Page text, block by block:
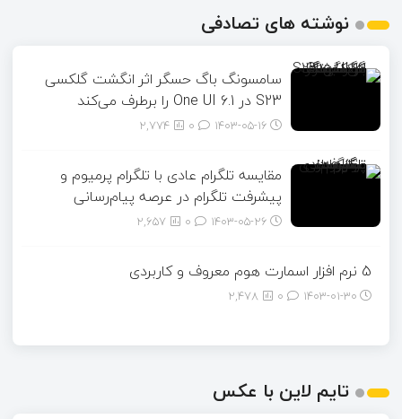
نوشته های تصادفی
سامسونگ باگ حسگر اثر انگشت گلکسی
S23 در One UI 6.1 را برطرف می‌کند
۱۴۰۳-۰۵-۱۶ 2,774
مقایسه تلگرام عادی با تلگرام پرمیوم و
پیشرفت تلگرام در عرصه پیام‌رسانی
۱۴۰۳-۰۵-۲۶ 2,657
5 نرم افزار اسمارت هوم معروف و کاربردی
۱۴۰۳-۰۱-۳۰ 2,478
تایم لاین با عکس